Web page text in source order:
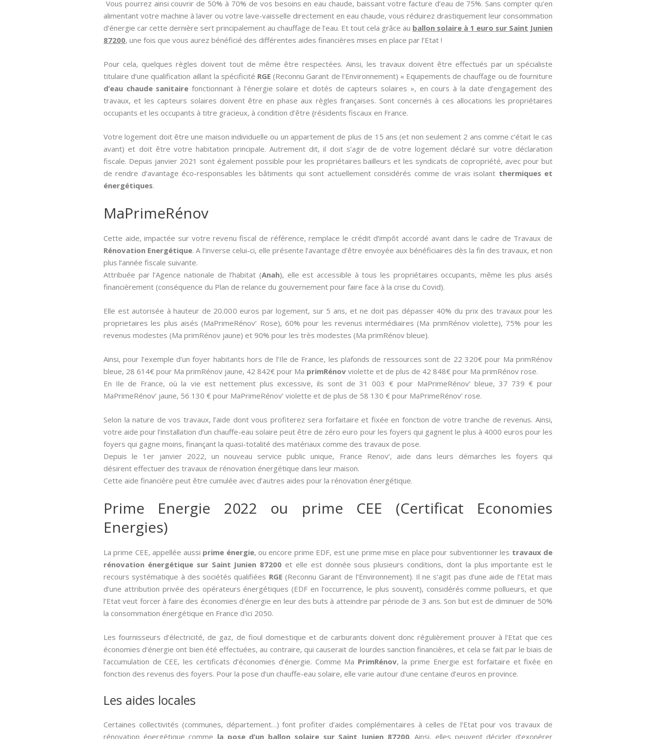
Vous pourrez ainsi couvrir de 50% à 70% de vos besoins en eau chaude, baissant votre facture d’eau de 75%. Sans compter qu’en
alimentant votre machine à laver ou votre lave-vaisselle directement en eau chaude, vous réduirez drastiquement leur consommation
d’énergie car cette dernière sert principalement au chauffage de l’eau. Et tout cela grâce au ballon solaire à 1 euro sur Saint Junien
87200, une fois que vous aurez bénéficié des différentes aides financières mises en place par l’Etat !
Pour cela, quelques règles doivent tout de même être respectées. Ainsi, les travaux doivent être effectués par un spécialiste
titulaire d’une qualification aillant la spécificité RGE(Reconnu Garant de l’Environnement) « Equipements de chauffage ou de fourniture
d’eau chaude sanitaire fonctionnant à l’énergie solaire et dotés de capteurs solaires », en cours à la date d’engagement des
travaux, et les capteurs solaires doivent être en phase aux règles françaises. Sont concernés à ces allocations les propriétaires
occupants et les occupants à titre gracieux, à condition d’être {résidents fiscaux en France.
Votre logement doit être une maison individuelle ou un appartement de plus de 15 ans (et non seulement 2 ans comme c’était le cas
avant) et doit être votre habitation principale. Autrement dit, il doit s’agir de de votre logement déclaré sur votre déclaration
fiscale. Depuis janvier 2021 sont également possible pour les propriétaires bailleurs et les syndicats de copropriété, avec pour but
de rendre d’avantage éco-responsables les bâtiments qui sont actuellement considérés comme de vrais isolant thermiques et
énergétiques.
MaPrimeRénov
Cette aide, impactée sur votre revenu fiscal de référence, remplace le crédit d’impôt accordé avant dans le cadre de Travaux de
Rénovation Energétique. A l’inverse celui-ci, elle présente l’avantage d’être envoyée aux bénéficiaires dès la fin des travaux, et non
plus l’année fiscale suivante.
Attribuée par l’Agence nationale de l’habitat (Anah), elle est accessible à tous les propriétaires occupants, même les plus aisés
financièrement (conséquence du Plan de relance du gouvernement pour faire face à la crise du Covid).
Elle est autorisée à hauteur de 20.000 euros par logement, sur 5 ans, et ne doit pas dépasser 40% du prix des travaux pour les
proprietaires les plus aisés (MaPrimeRénov’ Rose), 60% pour les revenus intermédiaires (Ma primRénov violette), 75% pour les
revenus modestes (Ma primRénov jaune) et 90% pour les très modestes (Ma primRénov bleue).
Ainsi, pour l’exemple d’un foyer habitants hors de l’Ile de France, les plafonds de ressources sont de 22 320€ pour Ma primRénov
bleue, 28 614€ pour Ma primRénov jaune, 42 842€ pour Ma primRénov violette et de plus de 42 848€ pour Ma primRénov rose.
En Ile de France, où la vie est nettement plus excessive, ils sont de 31 003 € pour MaPrimeRénov’ bleue, 37 739 € pour
MaPrimeRénov’ jaune, 56 130 € pour MaPrimeRénov’ violette et de plus de 58 130 € pour MaPrimeRénov’ rose.
Selon la nature de vos travaux, l’aide dont vous profiterez sera forfaitaire et fixée en fonction de votre tranche de revenus. Ainsi,
votre aide pour l’installation d’un chauffe-eau solaire peut être de zéro euro pour les foyers qui gagnent le plus à 4000 euros pour les
foyers qui gagne moins, finançant la quasi-totalité des matériaux comme des travaux de pose.
Depuis le 1er janvier 2022, un nouveau service public unique, France Renov’, aide dans leurs démarches les foyers qui
désirent effectuer des travaux de rénovation énergétique dans leur maison.
Cette aide financière peut être cumulée avec d’autres aides pour la rénovation énergétique.
Prime Energie 2022 ou prime CEE (Certificat Economies
Energies)
La prime CEE, appellée aussi­ prime énergie, ou encore prime EDF, est une prime mise en place pour subventionner les travaux de
rénovation énergétique sur Saint Junien 87200 et elle est donnée sous plusieurs conditions, dont la plus importante est le
recours systématique à des sociétés qualifiées RGE (Reconnu Garant de l’Environnement). Il ne s’agit pas d’une aide de l’Etat mais
d’une attribution privée des opérateurs énergétiques (EDF en l’occurrence, le plus souvent), considérés comme pollueurs, et que
l’Etat veut forcer à faire des économies d’énergie en leur des buts à atteindre par période de 3 ans. Son but est de diminuer de 50%
la consommation énergétique en France d’ici 2050.
Les fournisseurs d’électricité, de gaz, de fioul domestique et de carburants doivent donc régulièrement prouver à l’Etat que ces
économies d’énergie ont bien été effectuées, au contraire, qui causerait de lourdes sanction financières, et cela se fait par le biais de
l’accumulation de CEE, les certificats d’économies d’énergie. Comme Ma PrimRénov, la prime Energie est forfaitaire et fixée en
fonction des revenus des foyers. Pour la pose d’un chauffe-eau solaire, elle varie autour d’une centaine d’euros en province.
Les aides locales
Certaines collectivités (communes, département…) font profiter d’aides complémentaires à celles de l’Etat pour vos travaux de
rénovation énergétique comme la pose d’un ballon solaire sur Saint Junien 87200. Ainsi, elles peuvent décider d’exonérer